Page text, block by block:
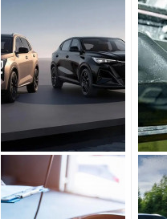
насчитывает несколько
десятилетий